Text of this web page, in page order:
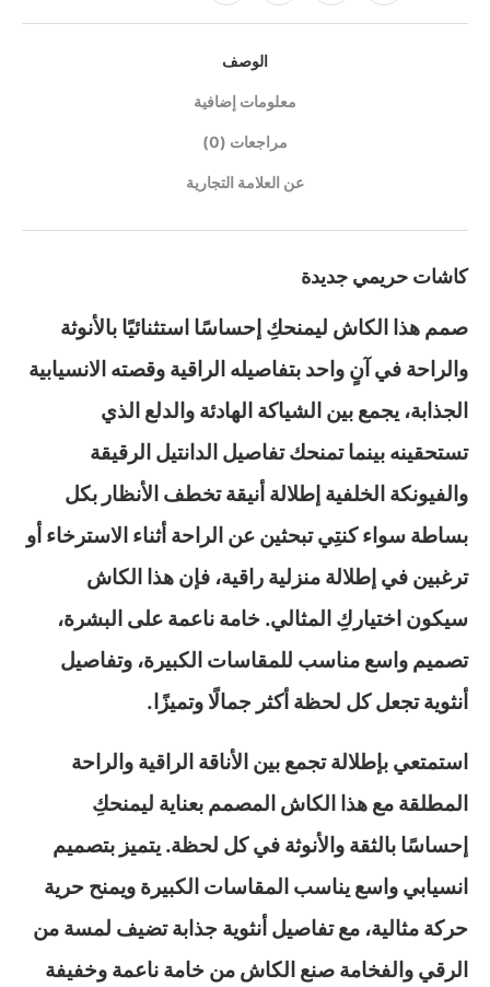
الوصف
معلومات إضافية
مراجعات (0)
عن العلامة التجارية
كاشات حريمي جديدة
صمم هذا الكاش ليمنحكِ إحساسًا استثنائيًا بالأنوثة
والراحة في آنٍ واحد بتفاصيله الراقية وقصته الانسيابية
الجذابة، يجمع بين الشياكة الهادئة والدلع الذي
تستحقينه بينما تمنحك تفاصيل الدانتيل الرقيقة
والفيونكة الخلفية إطلالة أنيقة تخطف الأنظار بكل
بساطة سواء كنتِي تبحثين عن الراحة أثناء الاسترخاء أو
ترغبين في إطلالة منزلية راقية، فإن هذا الكاش
سيكون اختياركِ المثالي. خامة ناعمة على البشرة،
تصميم واسع مناسب للمقاسات الكبيرة، وتفاصيل
أنثوية تجعل كل لحظة أكثر جمالًا وتميزًا.
استمتعي بإطلالة تجمع بين الأناقة الراقية والراحة
المطلقة مع هذا الكاش المصمم بعناية ليمنحكِ
إحساسًا بالثقة والأنوثة في كل لحظة. يتميز بتصميم
انسيابي واسع يناسب المقاسات الكبيرة ويمنح حرية
حركة مثالية، مع تفاصيل أنثوية جذابة تضيف لمسة من
الرقي والفخامة صنع الكاش من خامة ناعمة وخفيفة